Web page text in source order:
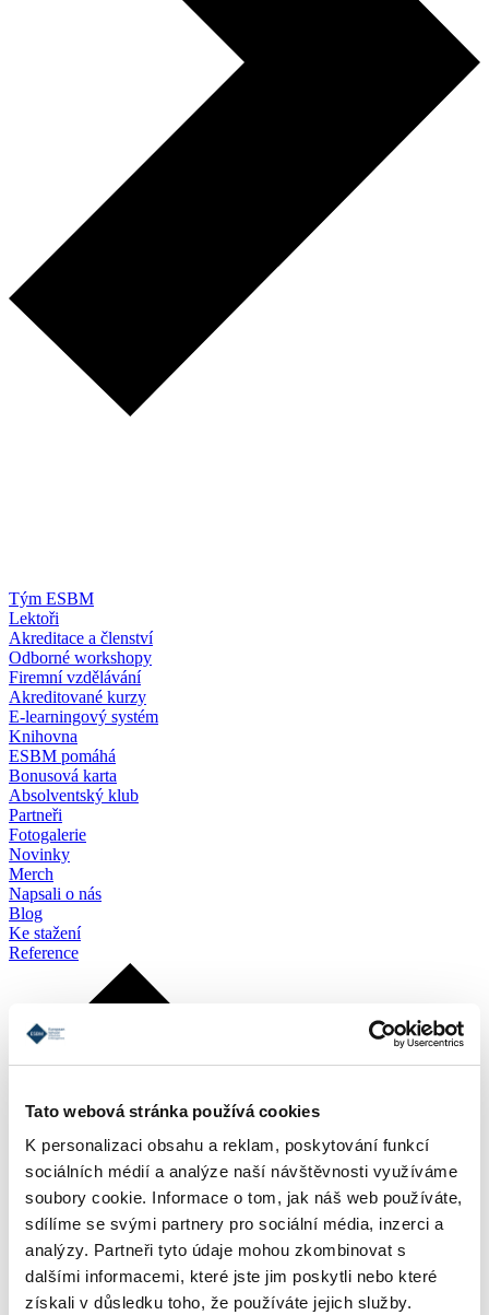
Tato webová stránka používá cookies
K personalizaci obsahu a reklam, poskytování funkcí
sociálních médií a analýze naší návštěvnosti využíváme
soubory cookie. Informace o tom, jak náš web používáte,
sdílíme se svými partnery pro sociální média, inzerci a
analýzy. Partneři tyto údaje mohou zkombinovat s
dalšími informacemi, které jste jim poskytli nebo které
získali v důsledku toho, že používáte jejich služby.
Tým ESBM
Lektoři
Akreditace a členství
Odborné workshopy
Firemní vzdělávání
Akreditované kurzy
E-learningový systém
Knihovna
ESBM pomáhá
Bonusová karta
Absolventský klub
Partneři
Fotogalerie
Novinky
Merch
Napsali o nás
Blog
Ke stažení
Reference